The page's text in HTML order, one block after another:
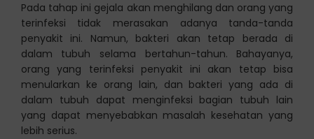
Pada tahap ini gejala akan menghilang dan orang yang
terinfeksi tidak merasakan adanya tanda-tanda
penyakit ini. Namun, bakteri akan tetap berada di
dalam tubuh selama bertahun-tahun. Bahayanya,
orang yang terinfeksi penyakit ini akan tetap bisa
menularkan ke orang lain, dan bakteri yang ada di
dalam tubuh dapat menginfeksi bagian tubuh lain
yang dapat menyebabkan masalah kesehatan yang
lebih serius.